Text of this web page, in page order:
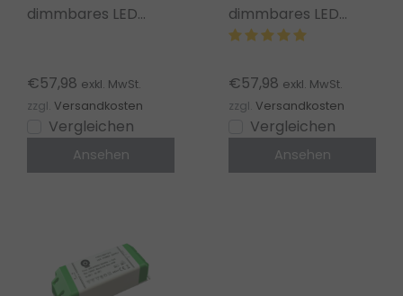
dimmbares LED
FTPC100V12-D
€57,98 exkl. MwSt.
zzgl. Versandkosten
Vergleichen
Ansehen
dimmbares LED
Netzteil 100W 12V
FTPC100V12-D
€57,98 exkl. MwSt.
zzgl. Versandkosten
Vergleichen
Ansehen